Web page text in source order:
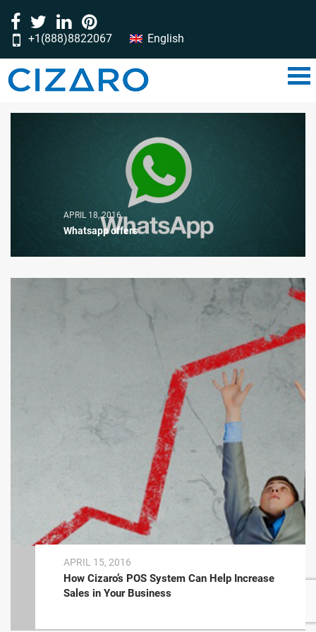
+1(888)8822067 English
Accounting
APRIL 18, 2016
Whatsapp offers
APRIL 15, 2016
How Cizaro’s POS System Can Help Increase
Sales in Your Business